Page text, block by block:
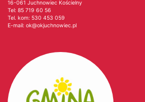
16-061 Juchnowiec Kościelny
Tel: 85 719 60 56
Tel. kom: 530 453 059
E-mail: ok@okjuchnowiec.pl